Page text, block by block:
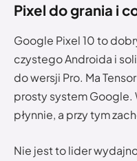
Pixel do grania i
Google Pixel 10 to
czystego Androida i
do wersji Pro. Ma
prosty system Google.
płynnie, a przy tym
Nie jest to lider